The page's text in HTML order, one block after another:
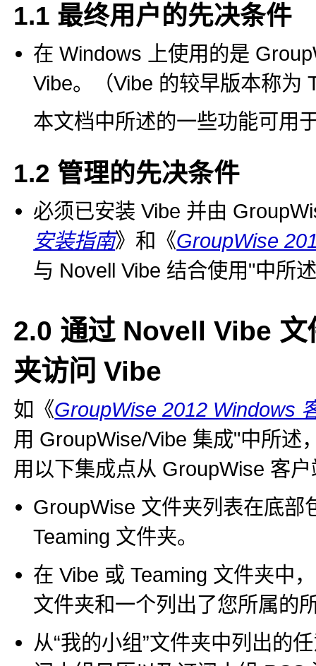
1.1 最终用户的先决条件
在 Windows 上使用的是
Vibe。（Vibe 的较早版本称为
本文档中所述的一些功能可用
1.2 管理的先决条件
必须已安装 Vibe 并由
安装指南》和《GroupWise
与 Novell Vibe 结合使用 中所
2.0 通过 Novell Vibe
夹访问 Vibe
如《GroupWise 2012 Windows
用 GroupWise/Vibe 集成 中所述
用以下集成点从 GroupWise 客
GroupWise 文件夹列表在底部
Teaming 文件夹。
在 Vibe 或 Teaming 文件夹中
文件夹和一个列出了您所属的
从“我的小组”文件夹中列出的